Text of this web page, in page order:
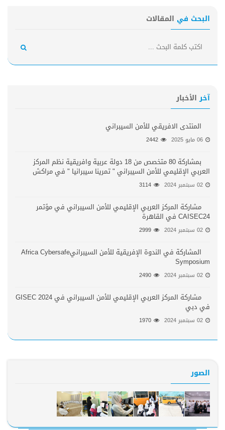
البحث في المقالات
آخرالأخبار
المنتدى الافريقي للأمن السيبراني
06 مايو 2025 2442
بمشاركة 80 متخصص من 18 دولة عربية وافريقية نظم المركز
العربي الإقليمي للأمن السيبراني " تمرينا سيبرانيا " في مراكش
02 سبتمبر 2024 3114
مشاركة المركز العربي الإقليمي للأمن السيبراني في مؤتمر
CAISEC24 في القاهرة
02 سبتمبر 2024 2999
المشاركة في الندوة الإفريقية للأمن السيبرانيAfrica Cybersafe
Symposium
02 سبتمبر 2024 2490
مشاركة المركز العربي الإقليمي للأمن السيبراني في GISEC 2024
في دبي
02 سبتمبر 2024 1970
الصور